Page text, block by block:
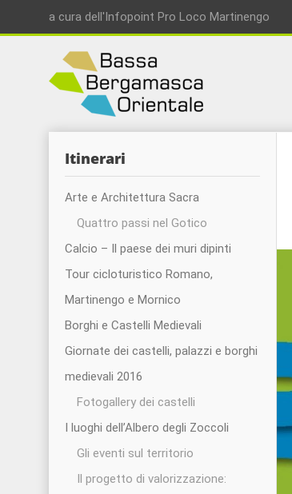
a cura dell'Infopoint Pro Loco Martinengo
Itinerari
Arte e Architettura Sacra
Quattro passi nel Gotico
Calcio – Il paese dei muri dipinti
Tour cicloturistico Romano,
Martinengo e Mornico
Borghi e Castelli Medievali
Giornate dei castelli, palazzi e borghi
medievali 2016
Fotogallery dei castelli
I luoghi dell’Albero degli Zoccoli
Gli eventi sul territorio
Il progetto di valorizzazione: